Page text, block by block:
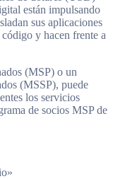
están impulsando
sus aplicaciones
y hacen frente a
(MSP) o un
(MSSP), puede
los servicios
de socios MSP de